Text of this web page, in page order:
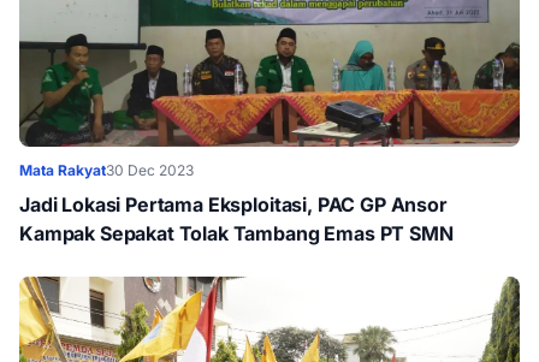
Mata Rakyat30 Dec 2023
Jadi Lokasi Pertama Eksploitasi, PAC GP Ansor
Kampak Sepakat Tolak Tambang Emas PT SMN